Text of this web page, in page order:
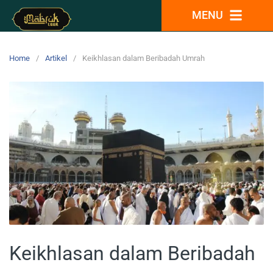
MENU
Home Artikel Keikhlasan dalam Beribadah Umrah
Keikhlasan dalam Beribadah